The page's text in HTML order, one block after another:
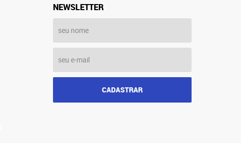
NEWSLETTER
CADASTRAR